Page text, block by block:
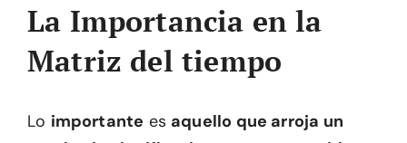
La Importancia en la
Matriz del tiempo
Lo importante es aquello que arroja un